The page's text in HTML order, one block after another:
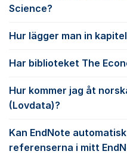
Science?
Hur lägger man in
Har biblioteket The
Hur kommer jag åt
(Lovdata)?
Kan EndNote
referenserna i mitt